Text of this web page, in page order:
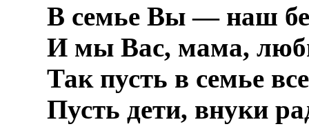
В семье Вы — наш
И мы Вас, мама,
Так пусть в семье
Пусть дети, внуки